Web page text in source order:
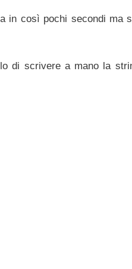
in così pochi secondi ma
di scrivere a mano la